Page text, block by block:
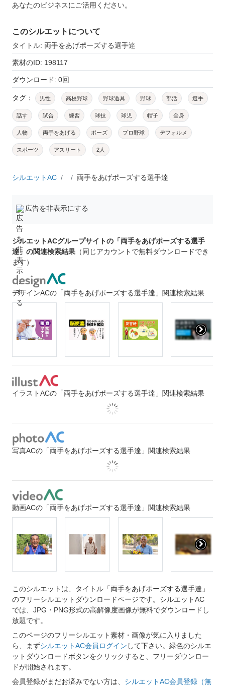
あなたのビジネスにご活用ください。
このシルエットについて
タイトル: 両手をあげポーズする選手達
素材のID: 198117
ダウンロード: 0回
タグ： 男性 高校野球 野球道具 野球 部活 選手
話す 試合 練習 球技 球児 帽子 全身
人物 両手をあげる ポーズ プロ野球 デフォルメ
スポーツ アスリート 2人
シルエットAC 両手をあげポーズする選手達
広告を非表示にする
シルエットACグループサイトの「両手をあげポーズする選手
達」の関連検索結果 （同じアカウントで無料ダウンロードでき
ます）
デザインACの「両手をあげポーズする選手達」関連検索結果
イラストACの「両手をあげポーズする選手達」関連検索結果
写真ACの「両手をあげポーズする選手達」関連検索結果
動画ACの「両手をあげポーズする選手達」関連検索結果
このシルエットは、タイトル「両手をあげポーズする選手達」
のフリーシルエットダウンロードページです。シルエットAC
では、JPG・PNG形式の高解像度画像が無料でダウンロードし
放題です。
このページのフリーシルエット素材・画像が気に入りました
ら、まずシルエットAC会員ログイン して下さい。緑色のシルエ
ットダウンロードボタンをクリックすると、フリーダウンロー
ドが開始されます。
会員登録がまだお済みでない方は、 シルエットAC会員登録（無